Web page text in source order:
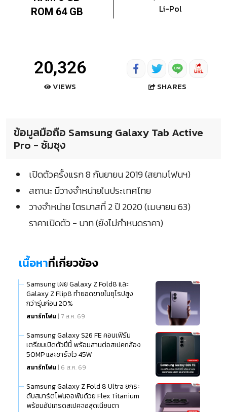
ROM 64 GB
Li-Pol
20,326
VIEWS SHARES
ข้อมูลมือถือ Samsung Galaxy Tab Active
Pro - ซัมซุง
เปิดตัวครั้งแรก 8 กันยายน 2019 (สยามโฟนฯ)
สถานะ มีวางจำหน่ายในประเทศไทย
วางจำหน่าย ไตรมาสที่ 2 ปี 2020 (เมษายน 63)
ราคาเปิดตัว - บาท (ยังไม่กำหนดราคา)
เนื้อหาที่เกี่ยวข้อง
Samsung เผย Galaxy Z Fold8 และ
Galaxy Z Flip8 ทำยอดขายในยุโรปสูง
กว่ารุ่นก่อน 20%
สมาร์ทโฟน | 7 ส.ค. 69
Samsung Galaxy S26 FE คอนเฟิร์ม
เตรียมเปิดตัวปีนี้ พร้อมสานต่อสเปคกล้อง
50MP และชาร์จไว 45W
สมาร์ทโฟน | 6 ส.ค. 69
Samsung Galaxy Z Fold 8 Ultra ยกระ
ดับสมาร์ตโฟนจอพับด้วย Flex Titanium
พร้อมอัปเกรดสเปคจอสุดเนียนตา